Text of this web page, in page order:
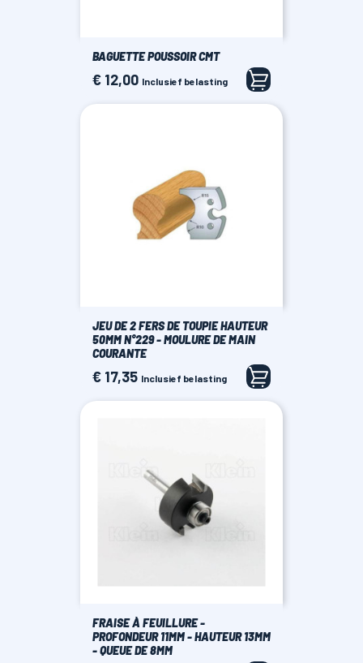
BAGUETTE POUSSOIR CMT
Prijs
€ 12,00 Inclusief belasting
JEU DE 2 FERS DE TOUPIE HAUTEUR
50MM N°229 - MOULURE DE MAIN
COURANTE
Prijs
€ 17,35 Inclusief belasting
FRAISE À FEUILLURE -
PROFONDEUR 11MM - HAUTEUR 13MM
- QUEUE DE 8MM